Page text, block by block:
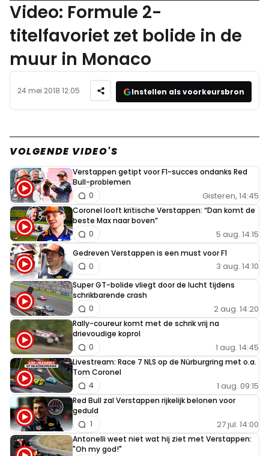
Video: Formule 2-
titelfavoriet zet bolide in de
muur in Monaco
24 mei 2018 12:05 Instellen als voorkeursbron
VOLGENDE VIDEO'S
Verstappen getipt voor F1-succes ondanks Red
Bull-problemen
Gisteren, 14:45
0
Coronel looft kritische Verstappen: “Dan komt de
beste Max naar boven”
5 aug. 14:15
0
Gedreven Verstappen is een must voor F1
3 aug. 14:10
0
Super GT-bolide vliegt door de lucht tijdens
schrikbarende crash
2 aug. 14:20
0
Rally-coureur komt met de schrik vrij na
drievoudige koprol
1 aug. 14:45
0
Livestream: Race 7 NLS op de Nürburgring met o.a.
Tom Coronel
1 aug. 09:15
4
Red Bull zal Verstappen rijkelijk belonen voor
geduld
27 jul. 14:00
1
Antonelli weet niet wat hij ziet met Verstappen:
"Oh my god!"